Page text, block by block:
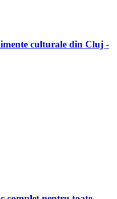
culturale din Cluj -